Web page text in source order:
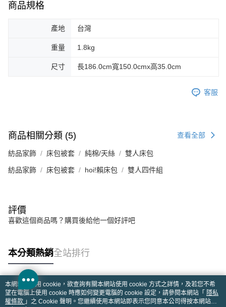
商品規格
產地 台灣
重量 1.8kg
尺寸 長186.0cm寬150.0cmx高35.0cm
客服
商品相關分類 (5) 查看全部
紡品家飾 床包被套 純棉/天絲 雙人床包
紡品家飾 床包被套 hoi!賴床包 雙人四件組
評價
喜歡這個商品嗎？購買後給他一個好評吧
本分類熱銷全站排行
熱門標籤
本網站中使用 cookie，欲查詢有關本網站使用 cookie 方式之詳情，及若您不希
望在電腦上使用 cookie 時應如何變更電腦的 cookie 設定，請參閱本網站「 隱私
權條款 」之 Cookie 聲明。您繼續使用本網站即表示您同意本公司得按本網站使